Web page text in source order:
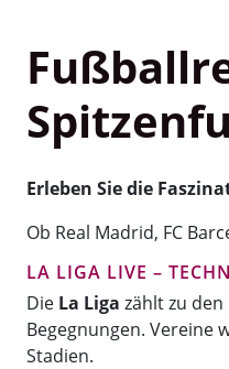
Erleben Sie die
Ob Real Madrid, FC
LA LIGA LIVE –
Die La Liga zählt zu
Begegnungen. Vereine
Stadien.